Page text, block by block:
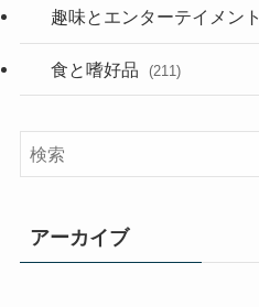
(181)
(394)
(282)
(33)
趣味とエンターテイメント
(56)
食と嗜好品 (211)
アーカイブ